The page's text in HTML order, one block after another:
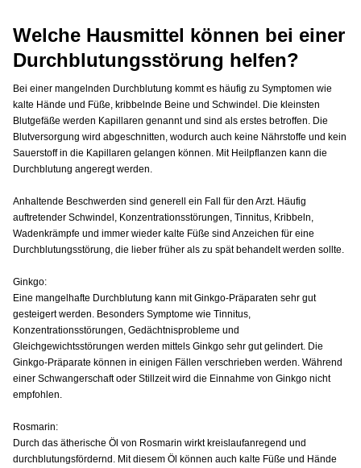
Welche Hausmittel können bei einer
Durchblutungsstörung helfen?
Bei einer mangelnden Durchblutung kommt es häufig zu Symptomen wie
kalte Hände und Füße, kribbelnde Beine und Schwindel. Die kleinsten
Blutgefäße werden Kapillaren genannt und sind als erstes betroffen. Die
Blutversorgung wird abgeschnitten, wodurch auch keine Nährstoffe und kein
Sauerstoff in die Kapillaren gelangen können. Mit Heilpflanzen kann die
Durchblutung angeregt werden.
Anhaltende Beschwerden sind generell ein Fall für den Arzt. Häufig
auftretender Schwindel, Konzentrationsstörungen, Tinnitus, Kribbeln,
Wadenkrämpfe und immer wieder kalte Füße sind Anzeichen für eine
Durchblutungsstörung, die lieber früher als zu spät behandelt werden sollte.
Ginkgo:
Eine mangelhafte Durchblutung kann mit Ginkgo-Präparaten sehr gut
gesteigert werden. Besonders Symptome wie Tinnitus,
Konzentrationsstörungen, Gedächtnisprobleme und
Gleichgewichtsstörungen werden mittels Ginkgo sehr gut gelindert. Die
Ginkgo-Präparate können in einigen Fällen verschrieben werden. Während
einer Schwangerschaft oder Stillzeit wird die Einnahme von Ginkgo nicht
empfohlen.
Rosmarin:
Durch das ätherische Öl von Rosmarin wirkt kreislaufanregend und
durchblutungsfördernd. Mit diesem Öl können auch kalte Füße und Hände